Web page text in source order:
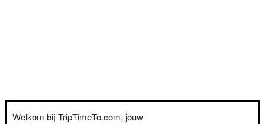
Welkom bij TripTimeTo.com, jouw